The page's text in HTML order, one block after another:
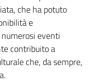
che ha potuto
e
eventi
contribuito a
che, da sempre,